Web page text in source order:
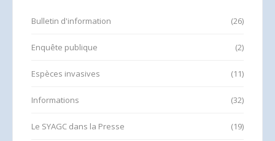
Bulletin d'information (26)
Enquête publique (2)
Espèces invasives (11)
Informations (32)
Le SYAGC dans la Presse (19)